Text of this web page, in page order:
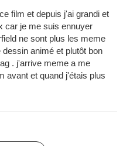
film et depuis j'ai grandi et
car je me suis ennuyer
ne sont plus les meme
animé et plutôt bon
. j'arrive meme a me
avant et quand j'étais plus